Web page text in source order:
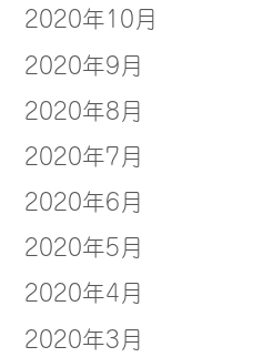
2020年10月
2020年9月
2020年8月
2020年7月
2020年6月
2020年5月
2020年4月
2020年3月